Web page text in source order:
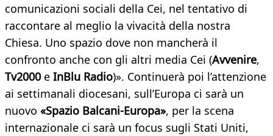
comunicazioni sociali della Cei, nel tentativo di
raccontare al meglio la vivacità della nostra
Chiesa. Uno spazio dove non mancherà il
confronto anche con gli altri media Cei (Avvenire,
Tv2000e InBlu Radio)». Continuerà poi l’attenzione
ai settimanali diocesani, sull’Europa ci sarà un
nuovo «Spazio Balcani-Europa», per la scena
internazionale ci sarà un focus sugli Stati Uniti,